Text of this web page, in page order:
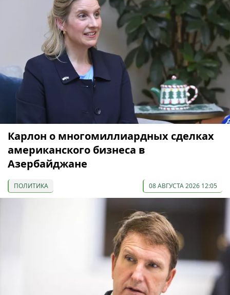
Карлон о многомиллиардных сделках
американского бизнеса в
Азербайджане
ПОЛИТИКА 08 АВГУСТА 2026 12:05